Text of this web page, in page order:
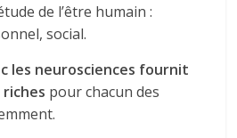
de l’être humain :
social.
les neurosciences fournit
pour chacun des